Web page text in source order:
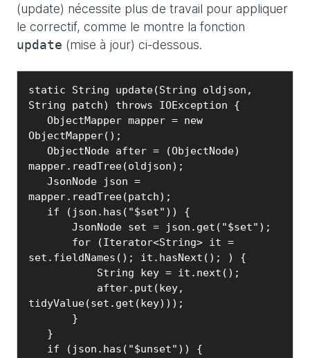
(update) nécessite plus de travail pour appliquer
le correctif, comme le montre la fonction
update (mise à jour) ci-dessous.
static String update(String oldjson,
String patch) throws IOException {
ObjectMapper();
mapper.readTree(oldjson);
mapper.readTree(patch);
set.fieldNames(); it.hasNext(); ) {
tidyValue(set.get(key)));